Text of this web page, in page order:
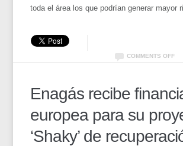
toda el área los que podrían generar mayor
COMMENTS OFF
Enagás recibe
europea para su
‘Shaky’ de